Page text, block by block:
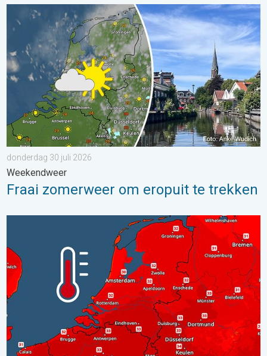
Fraai zomerweer om eropuit te trekken. Weekendweer. . .
donderdag 30 juli 2026
Weekendweer
Fraai zomerweer om eropuit te trekken
Woensdag bijna overal tropisch warm. Tot maximaal 35